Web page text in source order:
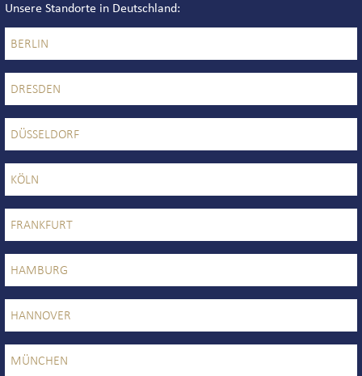
Unsere Standorte in Deutschland
BERLIN
DRESDEN
DÜSSELDORF
KÖLN
FRANKFURT
HAMBURG
HANNOVER
MÜNCHEN